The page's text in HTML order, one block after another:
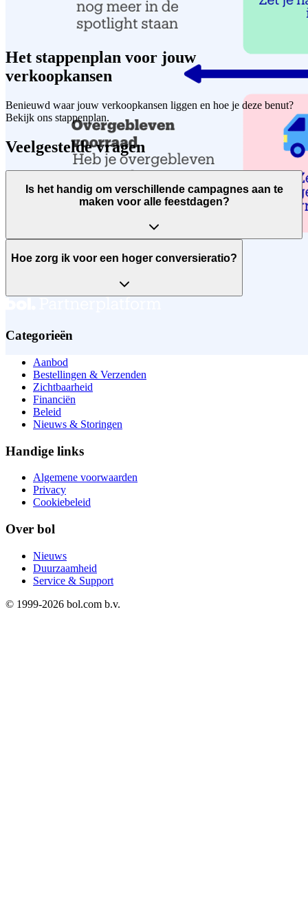
Het stappenplan voor jouw
verkoopkansen
Benieuwd waar jouw verkoopkansen liggen en hoe je deze benut?
Bekijk ons stappenplan.
Veelgestelde vragen
Is het handig om verschillende campagnes aan te
maken voor alle feestdagen?
Hoe zorg ik voor een hoger conversieratio?
Categorieën
Aanbod
Bestellingen & Verzenden
Zichtbaarheid
Financiën
Beleid
Nieuws & Storingen
Handige links
Algemene voorwaarden
Privacy
Cookiebeleid
Over bol
Nieuws
Duurzaamheid
Service & Support
© 1999-2026 bol.com b.v.